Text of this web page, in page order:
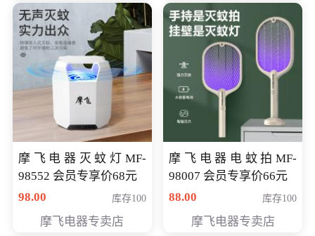
摩飞电器灭蚊灯MF-
98552 会员专享价68元
98.00
库存100
摩飞电器专卖店
摩飞电器电蚊拍MF-
98007 会员专享价66元
88.00
库存100
摩飞电器专卖店